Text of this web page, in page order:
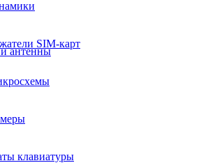
антенны
SIM-карт
клавиатуры